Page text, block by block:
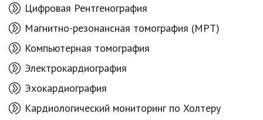
Цифровая Рентгенография
Магнитно-резонансная томография (МРТ)
Компьютерная томография
Электрокардиография
Эхокардиография
Кардиологический мониторинг по Холтеру